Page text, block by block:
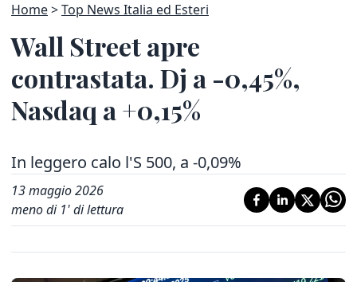
Home Top News Italia ed Esteri
Wall Street apre
contrastata. Dj a -0,45%,
Nasdaq a +0,15%
In leggero calo l'S 500, a -0,09%
13 maggio 2026
meno di 1' di lettura